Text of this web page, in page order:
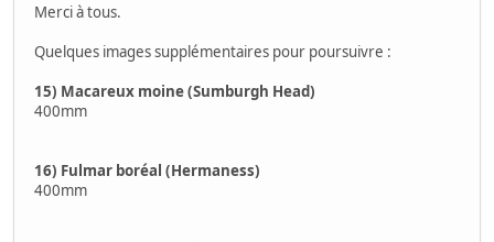
Merci à tous.
Quelques images supplémentaires pour poursuivre :
15) Macareux moine (Sumburgh Head)
400mm
16) Fulmar boréal (Hermaness)
400mm